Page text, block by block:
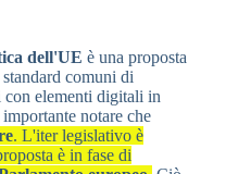
dell'UE è una proposta
comuni di
elementi digitali in
notare che
. L'iter legislativo è
è in fase di